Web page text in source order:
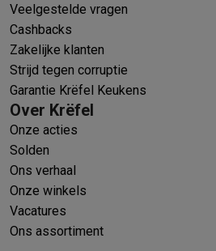
Veelgestelde vragen
Cashbacks
Zakelijke klanten
Strijd tegen corruptie
Garantie Krëfel Keukens
Over Krëfel
Onze acties
Solden
Ons verhaal
Onze winkels
Vacatures
Ons assortiment